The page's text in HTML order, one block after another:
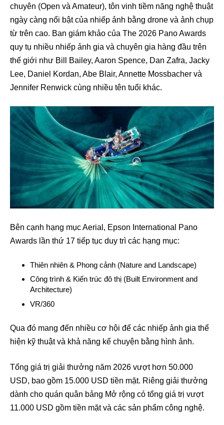
chuyên (Open và Amateur), tôn vinh tiềm năng nghệ thuật
ngày càng nổi bật của nhiếp ảnh bằng drone và ảnh chụp
từ trên cao. Ban giám khảo của The 2026 Pano Awards
quy tụ nhiều nhiếp ảnh gia và chuyên gia hàng đầu trên
thế giới như Bill Bailey, Aaron Spence, Dan Zafra, Jacky
Lee, Daniel Kordan, Abe Blair, Annette Mossbacher và
Jennifer Renwick cùng nhiều tên tuổi khác.
Bên cạnh hạng mục Aerial, Epson International Pano
Awards lần thứ 17 tiếp tục duy trì các hạng mục:
Thiên nhiên & Phong cảnh (Nature and Landscape)
Công trình & Kiến trúc đô thị (Built Environment and
Architecture)
VR/360
Qua đó mang đến nhiều cơ hội để các nhiếp ảnh gia thể
hiện kỹ thuật và khả năng kể chuyện bằng hình ảnh.
Tổng giá trị giải thưởng năm 2026 vượt hơn 50.000
USD, bao gồm 15.000 USD tiền mặt. Riêng giải thưởng
dành cho quán quân bảng Mở rộng có tổng giá trị vượt
11.000 USD gồm tiền mặt và các sản phẩm công nghệ.